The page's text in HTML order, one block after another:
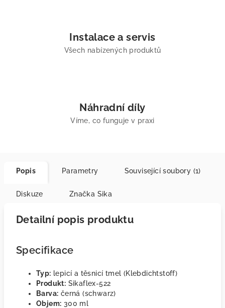
Instalace a servis
Všech nabízených produktů
Náhradní díly
Víme, co funguje v praxi
Popis Parametry Související soubory (1)
Diskuze Značka Sika
Detailní popis produktu
Specifikace
Typ: lepicí a těsnicí tmel (Klebdichtstoff)
Produkt: Sikaflex-522
Barva: černá (schwarz)
Objem: 300 ml